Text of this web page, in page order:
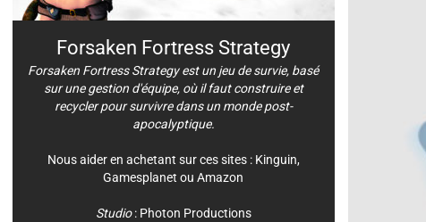
Forsaken Fortress Strategy
Forsaken Fortress Strategy est un jeu de survie, basé
sur une gestion d'équipe, où il faut construire et
recycler pour survivre dans un monde post-
apocalyptique.
Nous aider en achetant sur ces sites : Kinguin,
Gamesplanet ouAmazon
Studio: Photon Productions